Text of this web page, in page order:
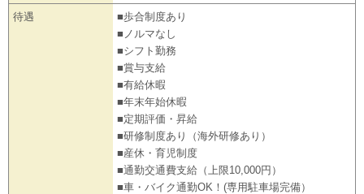
待遇
■歩合制度あり
■ノルマなし
■シフト勤務
■賞与支給
■有給休暇
■年末年始休暇
■定期評価・昇給
■研修制度あり（海外研修あり）
■産休・育児制度
■通勤交通費支給（上限10,000円）
■車・バイク通勤OK！(専用駐車場完備）